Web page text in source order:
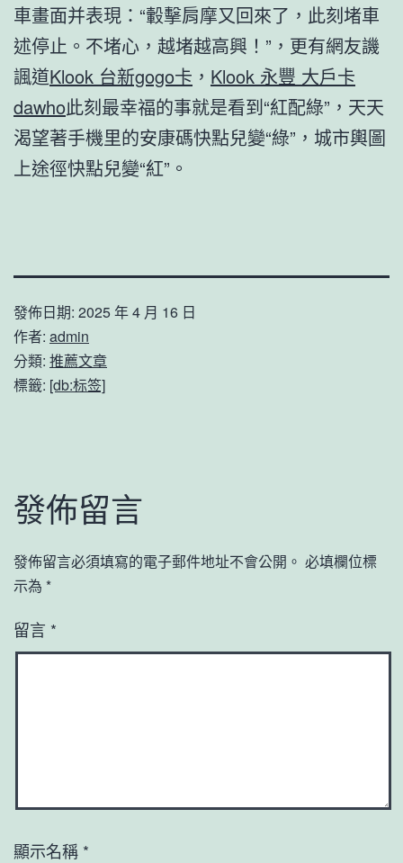
車畫面并表現：“轂擊肩摩又回來了，此刻堵車
述停止。不堵心，越堵越高興！”，更有網友譏
諷道Klook 台新gogo卡 ， Klook 永豐 大戶卡
dawho此刻最幸福的事就是看到“紅配綠”，天天
渴望著手機里的安康碼快點兒變“綠”，城市輿圖
上途徑快點兒變“紅”。
發佈日期: 2025 年 4 月 16 日
作者: admin
分類: 推薦文章
標籤: [db:标签]
發佈留言
發佈留言必須填寫的電子郵件地址不會公開。 必填欄位標
示為 *
留言 *
顯示名稱 *